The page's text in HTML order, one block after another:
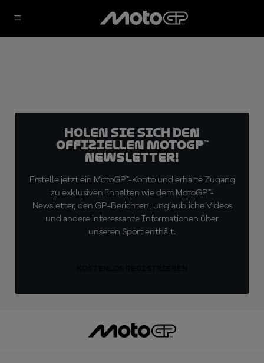
Holen Sie sich den
offiziellen MotoGP™
Newsletter!
Erstelle jetzt ein MotoGP™-Konto und erhalte Zugang
zu exklusiven Inhalten wie dem MotoGP™-
Newsletter, den GP-Berichten, unglaubliche Videos
und andere interessante Informationen über
unseren Sport enthält.